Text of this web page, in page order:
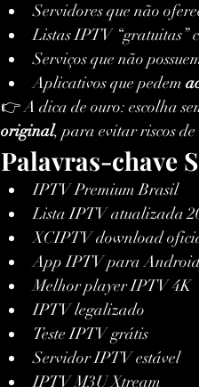
Servidores que não
Listas IPTV “gratuitas”
Serviços que não
Aplicativos que pedem
👉 A dica de ouro: escolha
original, para evitar riscos
Palavras-chave
IPTV Premium Brasil
Lista IPTV atualizada
XCIPTV download
App IPTV para
Melhor player IPTV 4K
IPTV legalizado
Teste IPTV grátis
Servidor IPTV estável
IPTV M3U Xtream